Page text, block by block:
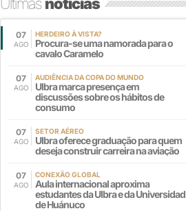
07
AGO
HERDEIRO À VISTA?
Procura-se uma namorada para o
cavalo Caramelo
07
AGO
AUDIÊNCIA DA COPA DO MUNDO
Ulbra marca presença em
discussões sobre os hábitos de
consumo
07
AGO
SETOR AÉREO
Ulbra oferece graduação para quem
deseja construir carreira na aviação
07
AGO
CONEXÃO GLOBAL
Aula internacional aproxima
estudantes da Ulbra e da Universidad
de Huánuco